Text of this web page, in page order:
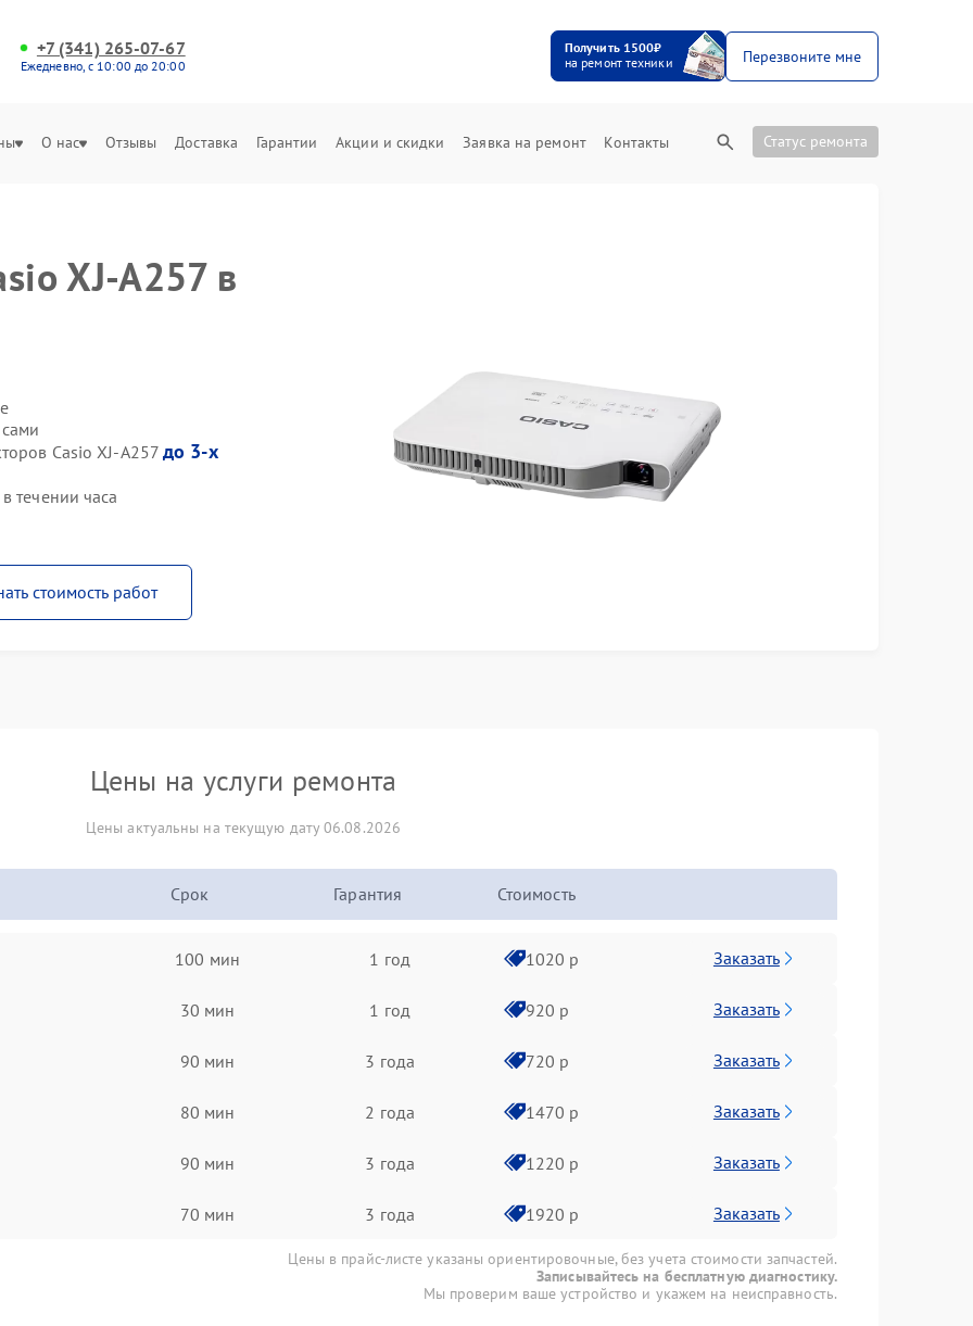
+7 (341) 265-07-67
Ежедневно, с 10:00 до 20:00
Получить 1500₽
на ремонт техники
Перезвоните мне
О нас Отзывы Доставка Гарантии Акции и скидки Заявка на ремонт Контакты Статус ремонта
XJ-A257 в
Casio XJ-A257 до 3-х
течении часа
стоимость работ
Цены на услуги ремонта
Цены актуальны на текущую дату 06.08.2026
Срок Гарантия Стоимость
100 мин 1 год 1020 р Заказать
30 мин 1 год 920 р Заказать
90 мин 3 года 720 р Заказать
80 мин 2 года 1470 р Заказать
90 мин 3 года 1220 р Заказать
70 мин 3 года 1920 р Заказать
Цены в прайс-листе указаны ориентировочные, без учета стоимости запчастей.
Записывайтесь на бесплатную диагностику.
Мы проверим ваше устройство и укажем на неисправность.